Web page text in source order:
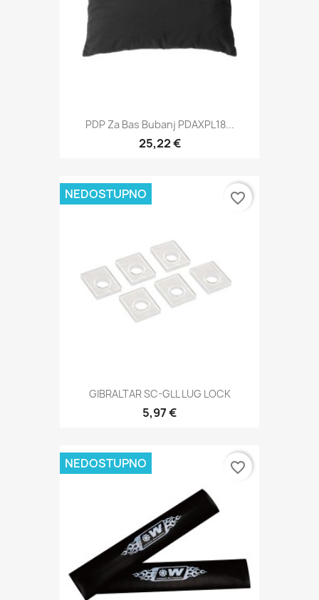
PDP Za Bas Bubanj PDAXPL18...
25,22 €
GIBRALTAR SC-GLL LUG LOCK
5,97 €
NEDOSTUPNO favorite_border
NEDOSTUPNO favorite_border